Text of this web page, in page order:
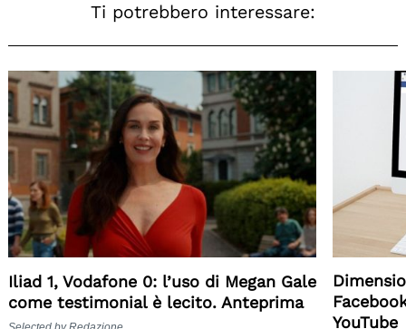
Ti potrebbero interessare:
Iliad 1, Vodafone 0: l’uso di Megan Gale
come testimonial è lecito. Anteprima
YouTube